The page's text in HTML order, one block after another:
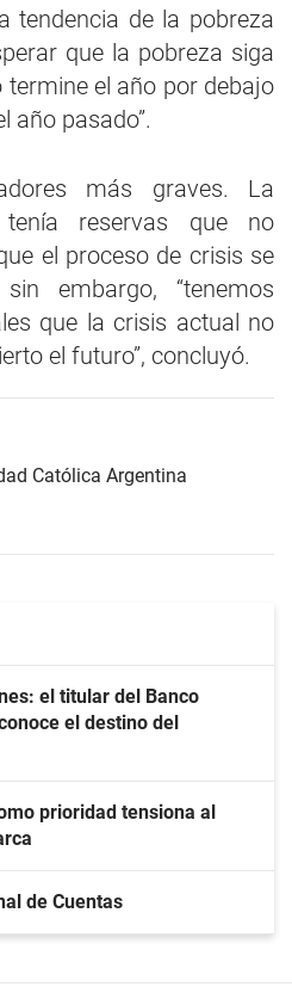
tendencia de la pobreza
que la pobreza siga
termine el año por debajo
año pasado”.
más graves. La
tenía reservas que no
el proceso de crisis se
embargo, “tenemos
que la crisis actual no
el futuro”, concluyó.
Católica Argentina
el titular del Banco
el destino del
prioridad tensiona al
de Cuentas